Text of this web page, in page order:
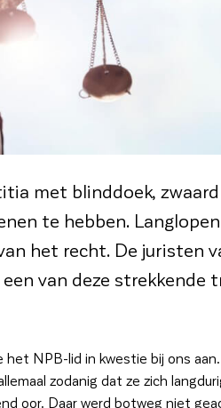
met blinddoek,
te hebben.
het recht. De juristen
van deze
NPB-lid in kwestie bij ons
zodanig dat ze zich
oor. Daar werd botweg niet